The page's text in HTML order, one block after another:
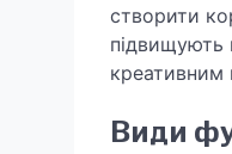
створити
підвищують
креативним
Види